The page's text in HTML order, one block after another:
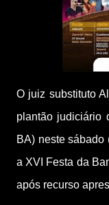
O juiz substituto
plantão judiciário
BA) neste sábado
a XVI Festa da
após recurso